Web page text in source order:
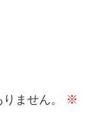
ません。
※